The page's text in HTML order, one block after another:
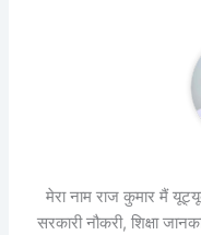
मेरा नाम राज कुमार मैं
सरकारी नौकरी, शिक्षा